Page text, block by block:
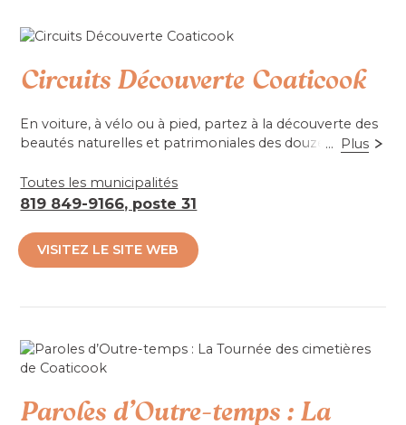
Accessibilité mobilité réduite : Non-accessible
Circuits Découverte Coaticook
En voiture, à vélo ou à pied, partez à la découverte des
beautés naturelles et patrimoniales des douze (12)
disponibles.
BaladoDécouverte. circuitsdecouvertecoaticook.org
... Plus
Toutes les municipalités
819 849-9166, poste 31
VISITEZ LE SITE WEB
Paroles d’Outre-temps : La